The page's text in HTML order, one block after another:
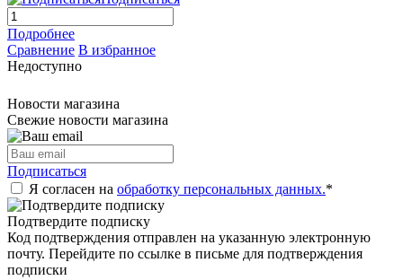
Подробнее
Сравнение В избранное
Недоступно
Новости магазина
Свежие новости магазина
Подписаться
Я согласен на обработку персональных данных.*
Подтвердите подписку
Код подтверждения отправлен на указанную электронную
почту. Перейдите по ссылке в письме для подтверждения
подписки